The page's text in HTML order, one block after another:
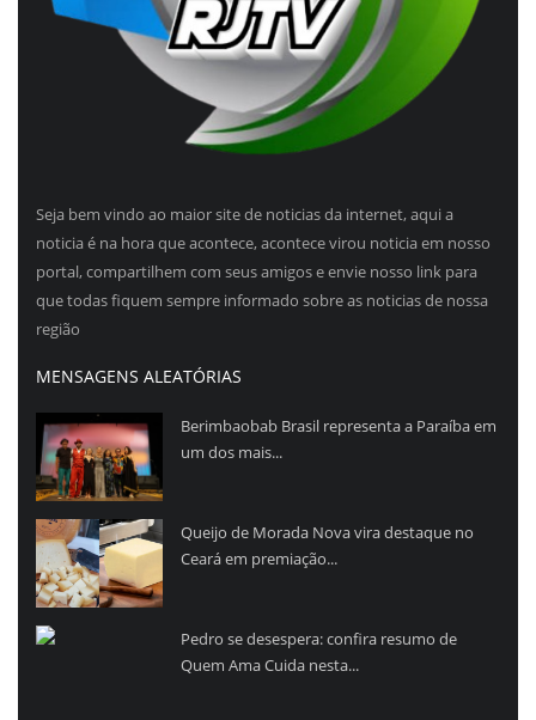
Seja bem vindo ao maior site de noticias da internet, aqui a
noticia é na hora que acontece, acontece virou noticia em nosso
portal, compartilhem com seus amigos e envie nosso link para
que todas fiquem sempre informado sobre as noticias de nossa
região
MENSAGENS ALEATÓRIAS
Berimbaobab Brasil representa a Paraíba em
um dos mais...
Queijo de Morada Nova vira destaque no
Ceará em premiação...
Pedro se desespera: confira resumo de
Quem Ama Cuida nesta...